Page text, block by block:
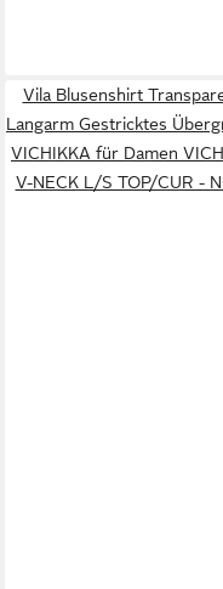
Vila Blusenshirt
Langarm Gestricktes
VICHIKKA für Damen
V-NECK L/S TOP/CUR -